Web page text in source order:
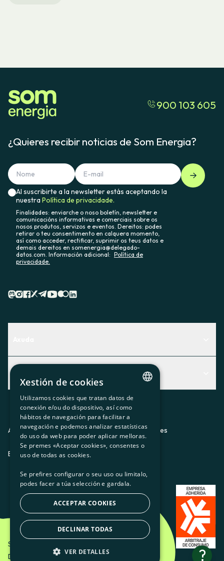
900 103 605
¿Quieres recibir noticias de Som Energia?
Al suscribirte a la newsletter estás aceptando la
nuestraPolítica de privacidade.
Finalidades: enviarche o noso boletín, newsletter e
comunicacións informativas e comerciais sobre os
nosos produtos, servizos e eventos. Dereitos: podes
retirar o teu consentimento en calquera momento,
así como acceder, rectificar, suprimir os teus datos e
demais dereitos en somenergia@delegado-
datos.com. Información adicional: Política de
privacidade.
Descubre qué servicio te encaja mejor
Contacto
Actualidad
O recuncho da socia
Prensa
Trabaja con nosotros
Aviso legalPolítica de privacidadPolítica de cookies
ES CAGLEU
Som Energia SCCL - 2026
Diseño creativo de Etéreo Design.
?
CATALAN
SPANISH
GL
Xestión de cookies
Utilizamos cookies que tratan datos de
conexión e/ou do dispositivo, así como
hábitos de navegación para facilitar a
navegación e podemos analizar estatísticas
do uso da web para poder aplicar melloras.
Se premes «Aceptar cookies», consentes o
uso de todas as cookies.
Se prefires configurar o seu uso ou limitalo,
podes facer a túa selección e gardala.
ACCEPTAR COOKIES
DECLINAR TODAS
VER DETALLES